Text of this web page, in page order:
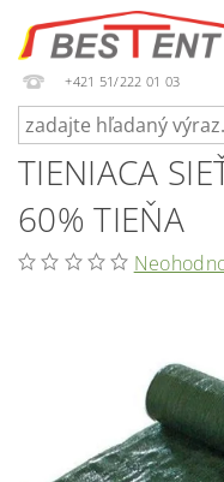
+421 51/222 01 03
TIENIACA
60% TIEŇA